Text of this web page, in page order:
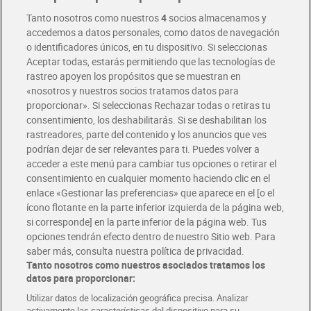
Envío gratis por compras superiores a 100€
Envío estandar por 4,99€
Glovo y Uber Eats
Solicita tu factura de Glovo o Uber Eats
Únete al CLUB Dia
Disfruta las ventajas y ofertas exclusivas.
Descárgate la APP Dia
Folletos y Tiendas
Descubre las mejores ofertas y busca tu tienda más cercana
Tarjeta MaX Dia
Te devuelve hasta 8€/mes de tus compras.
¡Solicita tu tarjeta de crédito aquí!
Tanto nosotros como nuestros4socios almacenamos y
accedemos a datos personales, como datos de navegación
o identificadores únicos, en tu dispositivo. Si seleccionas
Aceptar todas, estarás permitiendo que las tecnologías de
rastreo apoyen los propósitos que se muestran en
«nosotros y nuestros socios tratamos datos para
proporcionar». Si seleccionas Rechazar todas o retiras tu
consentimiento, los deshabilitarás. Si se deshabilitan los
rastreadores, parte del contenido y los anuncios que ves
podrían dejar de ser relevantes para ti. Puedes volver a
acceder a este menú para cambiar tus opciones o retirar el
consentimiento en cualquier momento haciendo clic en el
enlace «Gestionar las preferencias» que aparece en el [o el
ícono flotante en la parte inferior izquierda de la página web,
si corresponde] en la parte inferior de la página web. Tus
opciones tendrán efecto dentro de nuestro Sitio web. Para
saber más, consulta nuestra política de privacidad.
Tanto nosotros como nuestros asociados tratamos los
datos para proporcionar:
Utilizar datos de localización geográfica precisa. Analizar